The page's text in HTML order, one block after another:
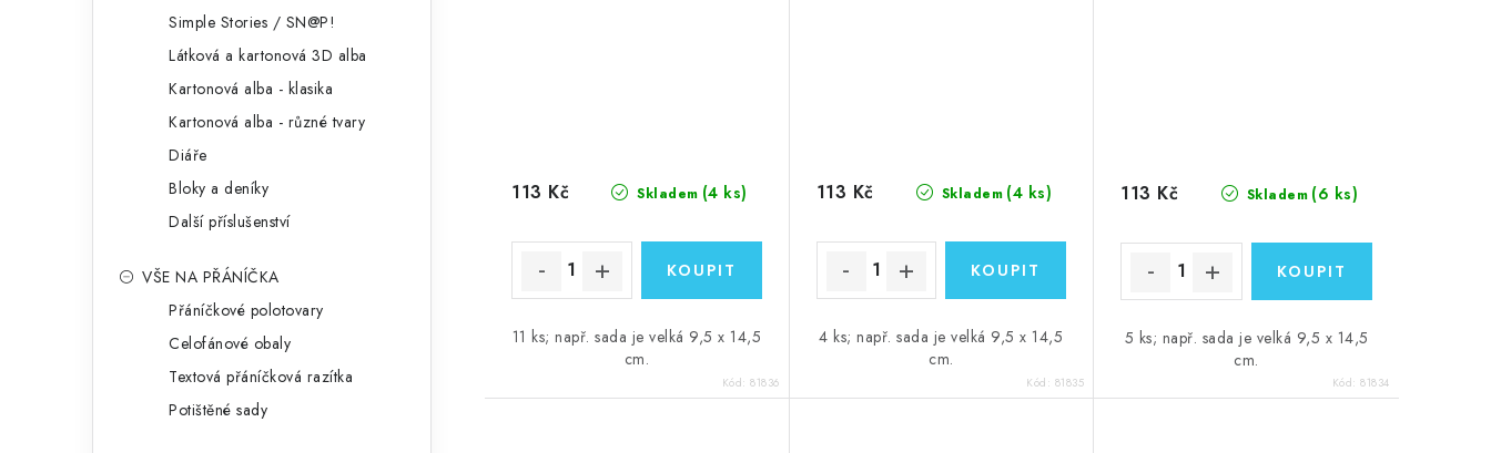
Simple Stories / SN@P!
Látková a kartonová 3D alba
Kartonová alba - klasika
Kartonová alba - různé tvary
Diáře
Bloky a deníky
Další příslušenství
VŠE NA PŘÁNÍČKA
Přáníčkové polotovary
Celofánové obaly
Textová přáníčková razítka
Potištěné sady
Skladem (4 ks)
113 Kč
11 ks; např. sada je velká 9,5 x 14,5
cm.
Kód:81836
Skladem (4 ks)
113 Kč
4 ks; např. sada je velká 9,5 x 14,5
cm.
Kód: 81835
Skladem (6 ks)
113 Kč
5 ks; např. sada je velká 9,5 x 14,5
cm.
Kód:81834